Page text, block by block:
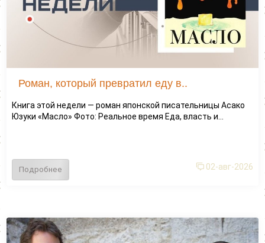
Роман, который превратил еду в..
Книга этой недели — роман японской писательницы Асако
Юзуки «Масло» Фото: Реальное время Еда, власть и...
Подробнее 02-авг-2026